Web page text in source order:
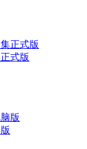
式版